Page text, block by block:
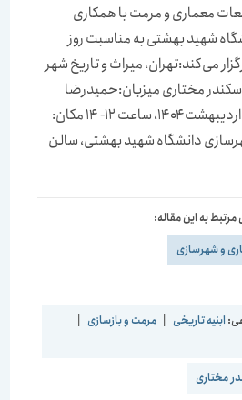
معماری و مرمت با همکاری
شهید بهشتی به مناسبت روز
می‌کند:تهران، میراث و تاریخ شهر
مختاری میزبان:حمیدرضا
جیحانی زمان: شنبه، ۲۷ اردیبهشت‌ ۱۴۰۴، ساعت ۱۲- ۱۴ مکان:
دانشگاه شهید بهشتی، سالن
به این مقاله:
و شهرسازی
ابنیه تاریخی | مرمت و بازسازی |